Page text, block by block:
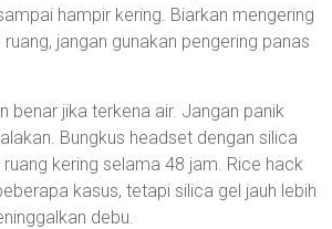
hampir kering. Biarkan mengering
jangan gunakan pengering panas
benar jika terkena air. Jangan panik
Bungkus headset dengan silica
kering selama 48 jam. Rice hack
kasus, tetapi silica gel jauh lebih
debu.